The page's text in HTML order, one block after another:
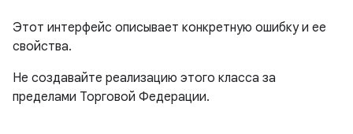
Этот интерфейс описывает конкретную ошибку и ее
свойства.
Не создавайте реализацию этого класса за
пределами Торговой Федерации.